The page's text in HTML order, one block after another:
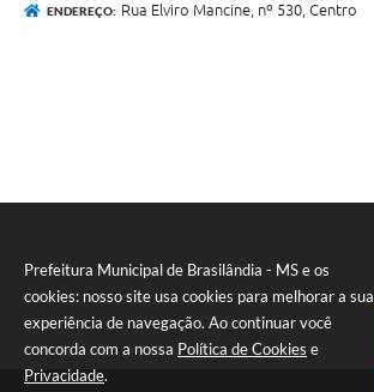
Prefeitura Municipal de Brasilândia - MS e os
cookies: nosso site usa cookies para melhorar a sua
experiência de navegação. Ao continuar você
concorda com a nossa Política de Cookies e
Privacidade.
ENDEREÇO: Rua Elviro Mancine, nº 530, Centro